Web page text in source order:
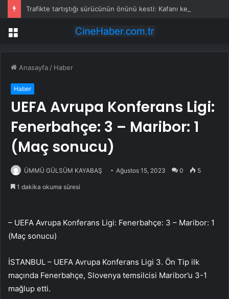
Trafikte tartıştığı sürücünün önünü kesti: Kafanı keserim
Menü
Anasayfa / Haber
Haber
UEFA Avrupa Konferans Ligi:
Fenerbahçe: 3 – Maribor: 1
(Maç sonucu)
ÜMMÜ GÜLSÜM KAYABAŞ Ağustos 15, 2023 0 5
1 dakika okuma süresi
– UEFA Avrupa Konferans Ligi: Fenerbahçe: 3 – Maribor: 1
(Maç sonucu)
İSTANBUL – UEFA Avrupa Konferans Ligi 3. Ön Tip ilk
maçında Fenerbahçe, Slovenya temsilcisi Maribor’u 3-1
mağlup etti.